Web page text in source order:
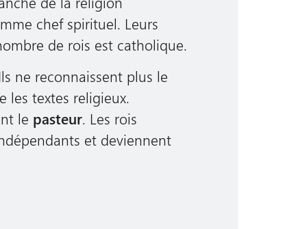
chef spirituel. Leurs
de rois est catholique.
ne reconnaissent plus le
les textes religieux.
le pasteur . Les rois
et deviennent